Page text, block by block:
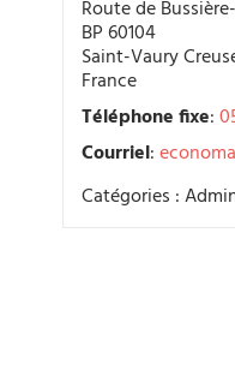
Route de
BP 60104
Saint-Vaury
France
Téléphone fixe:
Courriel:
Catégories :